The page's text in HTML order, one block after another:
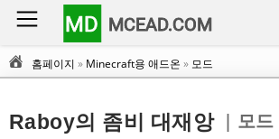
MD MCEAD.COM
홈페이지 » Minecraft용 애드온 » 모드
Raboy의 좀비 대재앙 | 모드